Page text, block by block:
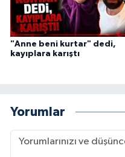
"Anne beni kurtar" dedi,
kayıplara karıştı
Yorumlar